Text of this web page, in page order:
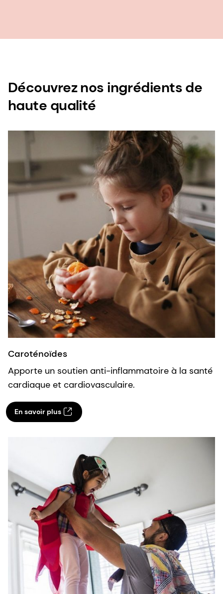
Découvrez nos ingrédients de
haute qualité
Caroténoïdes
Apporte un soutien anti-inflammatoire à la santé
cardiaque et cardiovasculaire.
En savoir plus